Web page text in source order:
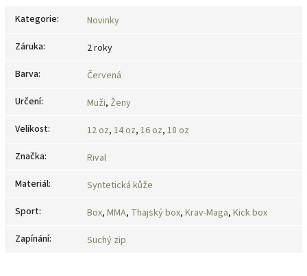
Kategorie:
Novinky
Záruka:
2 roky
Barva:
Červená
Určení: Muži, Ženy
Velikost: 12 oz, 14 oz, 16 oz, 18 oz
Značka:
Rival
Materiál:
Syntetická kůže
Sport: Box, MMA, Thajský box, Krav-Maga, Kick box
Zapínání: Suchý zip